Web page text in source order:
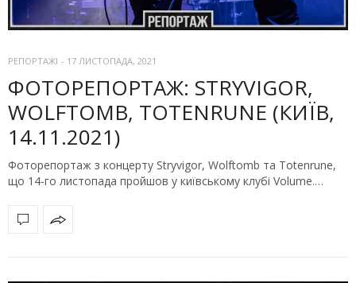
РЕПОРТАЖІ - 17 ЛИСТОПАДА, 2021
ФОТОРЕПОРТАЖ: STRYVIGOR,
WOLFTOMB, TOTENRUNE (КИЇВ,
14.11.2021)
Фоторепортаж з концерту Stryvigor, Wolftomb та Totenrune,
що 14-го листопада пройшов у київському клубі Volume.…